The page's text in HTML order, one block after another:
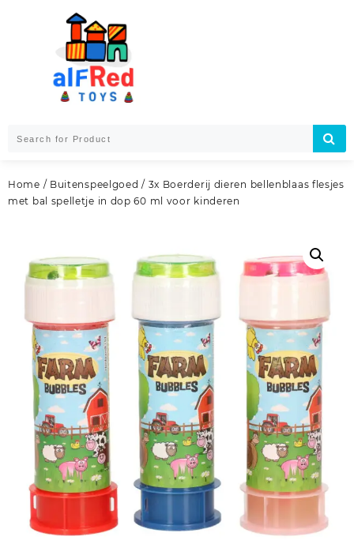
Home / Buitenspeelgoed / 3x Boerderij dieren bellenblaas flesjes
met bal spelletje in dop 60 ml voor kinderen